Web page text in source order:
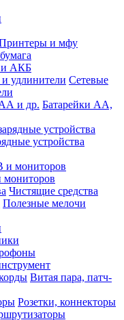
и мфу
АКБ
Сетевые
Батарейки АА,
устройства
мониторов
Чистящие средства
Полезные мелочи
Витая пара, патч-
Розетки, коннекторы